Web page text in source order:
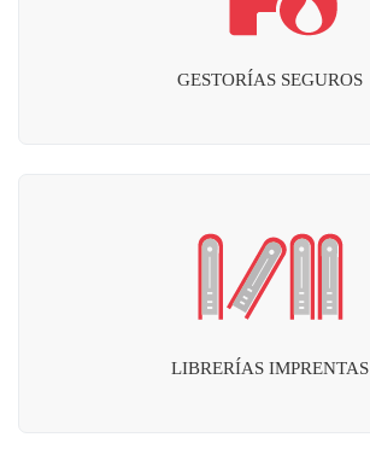
GESTORÍAS SEGUROS
LIBRERÍAS IMPRENTAS